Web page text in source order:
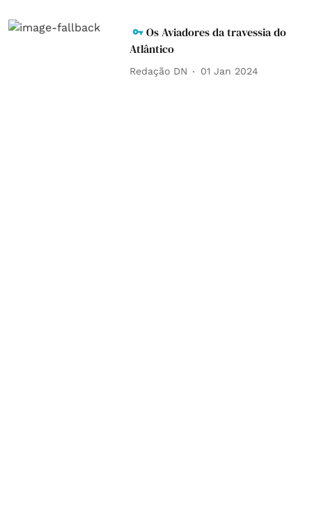
Os Aviadores da travessia do
Atlântico
Redação DN 01 Jan 2024